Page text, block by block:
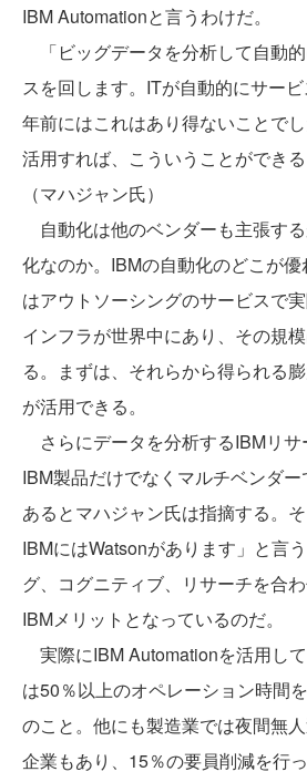
IBM Automationと言うわけだ。
「ビッグデータを分析して自動
スを回します。ITが自動的にサー
年前にはこれはあり得ないことで
活用すれば、こういうことができ
（マハジャン氏）
自動化は他のベンダーも主張す
化なのか。IBMの自動化のどこが
はアウトソーシングのサービスで
インフラが世界中にあり、その規
る。まずは、それらから得られる
が活用できる。
さらにデータを分析するIBMリサ
IBM製品だけでなくマルチベンダ
あるとマハジャン氏は指摘する。そ
IBMにはWatsonがあります」と言
グ、コグニティブ、リサーチを合
IBMメリットとなっているのだ。
実際にIBM Automationを活用し
は50％以上のオペレーション時間
のこと。他にも製造業では夜間無
企業もあり、15％の要員削減を行っ